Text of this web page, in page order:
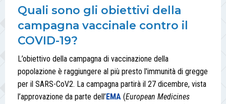
Quali sono gli obiettivi della
campagna vaccinale contro il
COVID-19?
L’obiettivo della campagna di vaccinazione della
popolazione è raggiungere al più presto l'immunità di gregge
per il SARS-CoV2. La campagna partirà il 27 dicembre, vista
l’approvazione da parte dell’EMA (European Medicines